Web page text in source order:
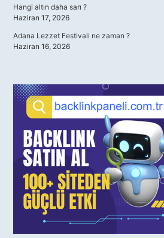
Hangi altın daha sarı ?
Haziran 17, 2026
Adana Lezzet Festivali ne zaman ?
Haziran 16, 2026